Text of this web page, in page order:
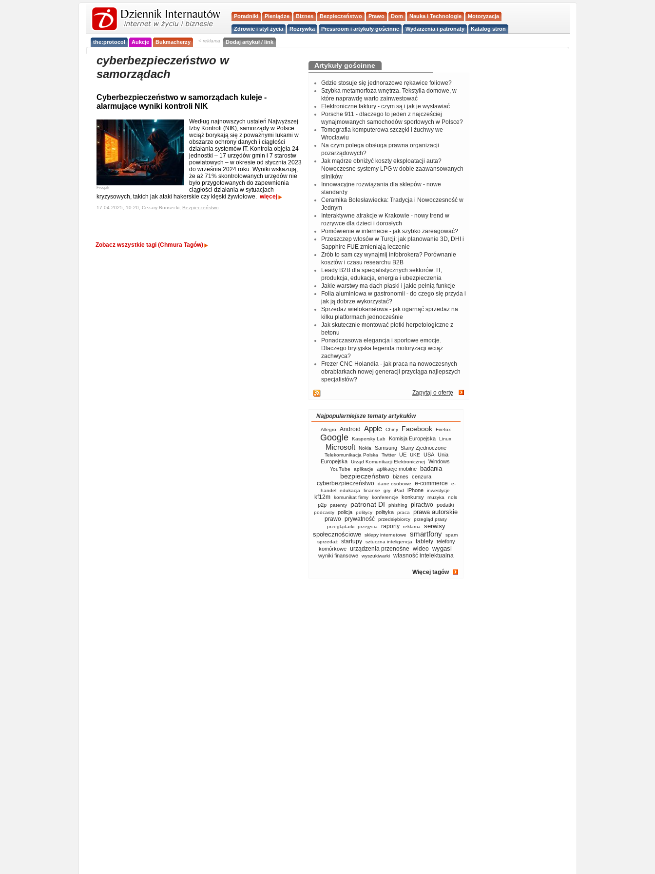
Poradniki Pieniądze Biznes Bezpieczeństwo Prawo Dom Nauka i Technologie Motoryzacja
Zdrowie i styl życia Rozrywka Pressroom i artykuły gościnne Wydarzenia i patronaty Katalog stron
the:protocol Aukcje Bukmacherzy < reklama Dodaj artykuł / link
cyberbezpieczeństwo w
samorządach
Cyberbezpieczeństwo w samorządach kuleje -
alarmujące wyniki kontroli NIK
Freepik
Według najnowszych ustaleń Najwyższej
Izby Kontroli (NIK), samorządy w Polsce
wciąż borykają się z poważnymi lukami w
obszarze ochrony danych i ciągłości
działania systemów IT. Kontrola objęła 24
jednostki – 17 urzędów gmin i 7 starostw
powiatowych – w okresie od stycznia 2023
do września 2024 roku. Wyniki wskazują,
że aż 71% skontrolowanych urzędów nie
było przygotowanych do zapewnienia
ciągłości działania w sytuacjach
kryzysowych, takich jak ataki hakerskie czy klęski żywiołowe. więcej
17-04-2025, 10:20, Cezary Bunsecki, Bezpieczeństwo
Zobacz wszystkie tagi (Chmura Tagów)
Artykuły gościnne
Gdzie stosuje się jednorazowe rękawice foliowe?
Szybka metamorfoza wnętrza. Tekstylia domowe, w
które naprawdę warto zainwestować
Elektroniczne faktury - czym są i jak je wystawiać
Porsche 911 - dlaczego to jeden z najcześciej
wynajmowanych samochodów sportowych w Polsce?
Tomografia komputerowa szczęki i żuchwy we
Wrocławiu
Na czym polega obsługa prawna organizacji
pozarządowych?
Jak mądrze obniżyć koszty eksploatacji auta?
Nowoczesne systemy LPG w dobie zaawansowanych
silników
Innowacyjne rozwiązania dla sklepów - nowe
standardy
Ceramika Bolesławiecka: Tradycja i Nowoczesność w
Jednym
Interaktywne atrakcje w Krakowie - nowy trend w
rozrywce dla dzieci i dorosłych
Pomówienie w internecie - jak szybko zareagować?
Przeszczep włosów w Turcji: jak planowanie 3D, DHI i
Sapphire FUE zmieniają leczenie
Zrób to sam czy wynajmij infobrokera? Porównanie
kosztów i czasu researchu B2B
Leady B2B dla specjalistycznych sektorów: IT,
produkcja, edukacja, energia i ubezpieczenia
Jakie warstwy ma dach płaski i jakie pełnią funkcje
Folia aluminiowa w gastronomii - do czego się przyda i
jak ją dobrze wykorzystać?
Sprzedaż wielokanałowa - jak ogarnąć sprzedaż na
kilku platformach jednocześnie
Jak skutecznie montować płotki herpetologiczne z
betonu
Ponadczasowa elegancja i sportowe emocje.
Dlaczego brytyjska legenda motoryzacji wciąż
zachwyca?
Frezer CNC Holandia - jak praca na nowoczesnych
obrabiarkach nowej generacji przyciąga najlepszych
specjalistów?
Zapytaj o ofertę
Najpopularniejsze tematy artykułów
Allegro Android Apple Chiny Facebook Firefox
Google Kaspersky Lab Komisja Europejska Linux
Microsoft Nokia Samsung Stany Zjednoczone
Telekomunikacja Polska Twitter UE UKE USA
Unia
Europejska
Urząd Komunikacji Elektronicznej Windows
YouTube aplikacje aplikacje mobilne badania
bezpieczeństwo biznes cenzura
cyberbezpieczeństwo dane osobowe e-commerce
e-
handel
edukacja finanse gry iPad iPhone inwestycje
kf12m komunikat firmy konferencje konkursy muzyka nols
p2p patenty patronat DI phishing piractwo podatki
podcasty policja politycy polityka praca prawa autorskie
prawo prywatność przedsiębiorcy
przegląd prasy
przeglądarki
przejęcia raporty reklama
serwisy
społecznościowe
sklepy internetowe smartfony
spam
sprzedaż
startupy sztuczna inteligencja tablety telefony
komórkowe urządzenia przenośne wideo wygasl
wyniki finansowe wyszukiwarki własność intelektualna
Więcej tagów